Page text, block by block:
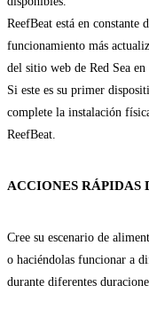
ReefBeat está en constante
funcionamiento más
del sitio web de Red Sea
Si este es su primer
complete la instalación
ReefBeat.
ACCIONES RÁPIDAS
Cree su escenario de
o haciéndolas funcionar a
durante diferentes